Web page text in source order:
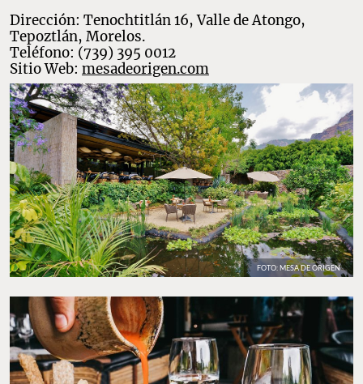
Dirección: Tenochtitlán 16, Valle de Atongo,
Tepoztlán, Morelos.
Teléfono: (739) 395 0012
Sitio Web: mesadeorigen.com
FOTO: MESA DE ORIGEN